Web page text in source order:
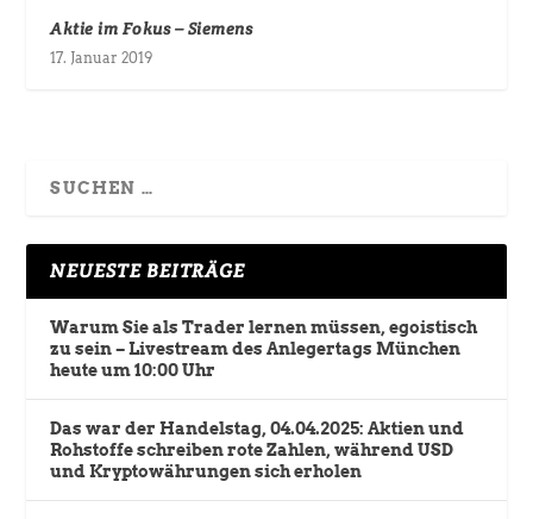
Aktie im Fokus – Siemens
17. Januar 2019
NEUESTE BEITRÄGE
Warum Sie als Trader lernen müssen, egoistisch
zu sein – Livestream des Anlegertags München
heute um 10:00 Uhr
Das war der Handelstag, 04.04.2025: Aktien und
Rohstoffe schreiben rote Zahlen, während USD
und Kryptowährungen sich erholen